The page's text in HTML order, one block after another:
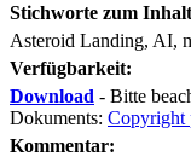
Stichworte zum
Asteroid Landing, AI,
Verfügbarkeit:
Download - Bitte
Dokuments: Copyright
Kommentar: